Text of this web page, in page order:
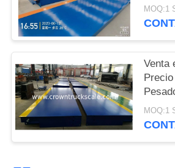
MOQ:1
Venta
80t
MOQ:1